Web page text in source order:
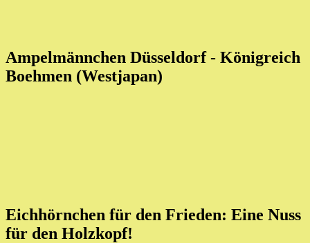
Ampelmännchen Düsseldorf - Königreich
Boehmen (Westjapan)
Eichhörnchen für den Frieden: Eine Nuss
für den Holzkopf!